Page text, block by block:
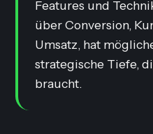
Features und
über Conversion,
Umsatz, hat
strategische Tiefe,
braucht.